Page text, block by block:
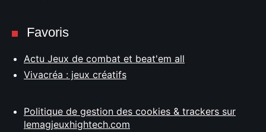
Favoris
Actu Jeux de combat et beat'em all
Vivacréa : jeux créatifs
Politique de gestion des cookies & trackers sur
lemagjeuxhightech.com